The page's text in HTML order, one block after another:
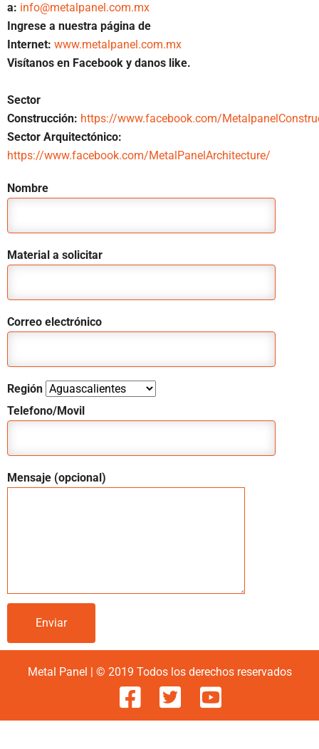
a: info@metalpanel.com.mx
Ingrese a nuestra página de
Internet: www.metalpanel.com.mx
Visítanos en Facebook y danos like.
Sector
Construcción: https://www.facebook.com/
Sector Arquitectónico:
https://www.facebook.com/MetalPanelArchitecture/
Nombre
Material a solicitar
Correo electrónico
Región
Telefono/Movil
Mensaje (opcional)
Metal Panel | © 2019 Todos los derechos reservados